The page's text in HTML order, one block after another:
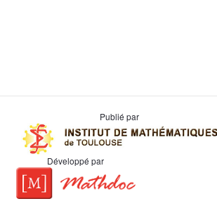
Publié par
Développé par